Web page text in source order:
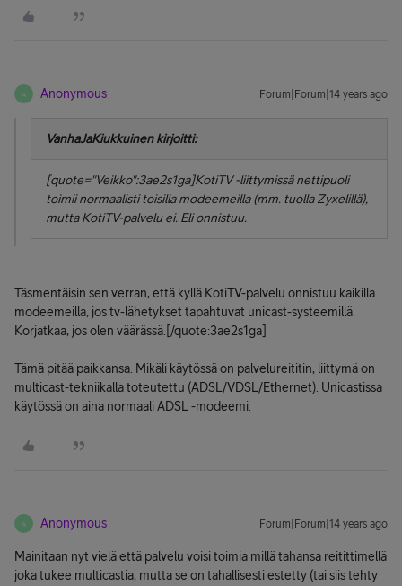
A Anonymous Forum|Forum|14 years ago
VanhaJaKiukkuinen kirjoitti:
[quote="Veikko":3ae2s1ga]KotiTV -liittymissä nettipuoli
toimii normaalisti toisilla modeemeilla (mm. tuolla Zyxelillä),
mutta KotiTV-palvelu ei. Eli onnistuu.
Täsmentäisin sen verran, että kyllä KotiTV-palvelu onnistuu kaikilla
modeemeilla, jos tv-lähetykset tapahtuvat unicast-systeemillä.
Korjatkaa, jos olen väärässä.[/quote:3ae2s1ga]
Tämä pitää paikkansa. Mikäli käytössä on palvelureititin, liittymä on
multicast-tekniikalla toteutettu (ADSL/VDSL/Ethernet). Unicastissa
käytössä on aina normaali ADSL -modeemi.
A Anonymous Forum|Forum|14 years ago
Mainitaan nyt vielä että palvelu voisi toimia millä tahansa reitittimellä
joka tukee multicastia, mutta se on tahallisesti estetty (tai siis tehty